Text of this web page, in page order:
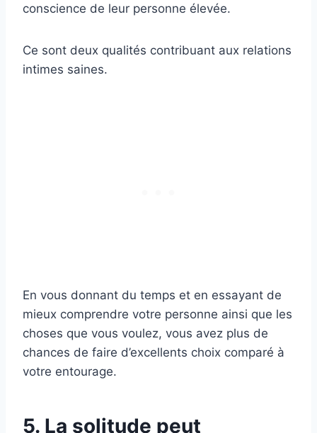
conscience de leur personne élevée.
Ce sont deux qualités contribuant aux relations
intimes saines.
En vous donnant du temps et en essayant de
mieux comprendre votre personne ainsi que les
choses que vous voulez, vous avez plus de
chances de faire d’excellents choix comparé à
votre entourage.
5. La solitude peut